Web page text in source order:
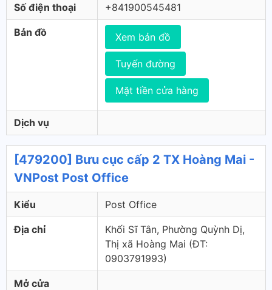
Số điện thoại +841900545481
Bản đồ Xem bản đồ
Tuyến đường
Mặt tiền cửa hàng
Dịch vụ
[479200] Bưu cục cấp 2 TX Hoàng Mai -
VNPost Post Office
Kiểu Post Office
Địa chỉ
Khối Sĩ Tân, Phường Quỳnh Dị,
Thị xã Hoàng Mai (ÐT:
0903791993)
Mở cửa